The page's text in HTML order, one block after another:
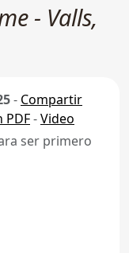
- Valls,
- Compartir
PDF-Video
ser primero